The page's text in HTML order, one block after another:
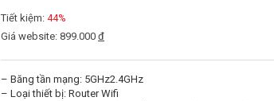
Tiết kiệm: 44%
Giá website: 899.000 đ
– Băng tần mạng: 5GHz2.4GHz
– Loại thiết bị: Router Wifi